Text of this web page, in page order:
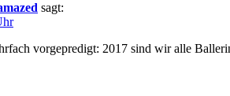
sagt:
vorgepredigt: 2017 sind wir alle